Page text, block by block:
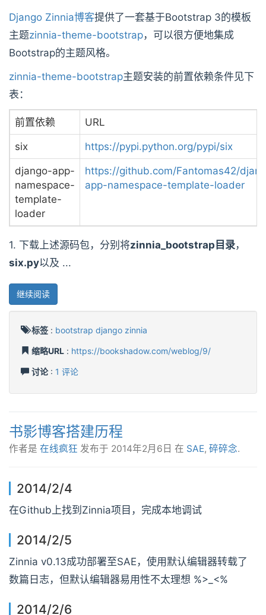
Django Zinnia博客提供了一套基于Bootstrap 3的模板
主题zinnia-theme-bootstrap，可以很方便地集成
Bootstrap的主题风格。
zinnia-theme-bootstrap主题安装的前置依赖条件见下
表：
前置依赖 URL
six https://pypi.python.org/pypi/six
django-app-
namespace-
template-
loader
https://github.com/Fantomas42/
app-namespace-template-loader
1. 下载上述源码包，分别将zinnia_bootstrap目录，
six.py以及 ...
继续阅读
标签 : bootstrap django zinnia
缩略URL : https://bookshadow.com/weblog/9/
讨论: 1 评论
书影博客搭建历程
作者是 在线疯狂 发布于 2014年2月6日 在 SAE, 碎碎念.
2014/2/4
在Github上找到Zinnia项目，完成本地调试
2014/2/5
Zinnia v0.13成功部署至SAE，使用默认编辑器转载了
数篇日志，但默认编辑器易用性不太理想 %>_<%
2014/2/6